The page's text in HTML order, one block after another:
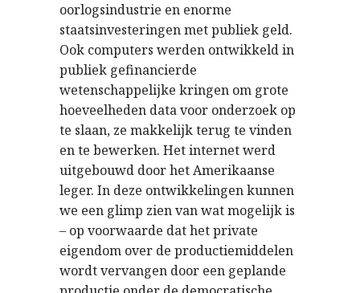
oorlogsindustrie en enorme
staatsinvesteringen met publiek geld.
Ook computers werden ontwikkeld in
publiek gefinancierde
wetenschappelijke kringen om grote
hoeveelheden data voor onderzoek op
te slaan, ze makkelijk terug te vinden
en te bewerken. Het internet werd
uitgebouwd door het Amerikaanse
leger. In deze ontwikkelingen kunnen
we een glimp zien van wat mogelijk is
– op voorwaarde dat het private
eigendom over de productiemiddelen
wordt vervangen door een geplande